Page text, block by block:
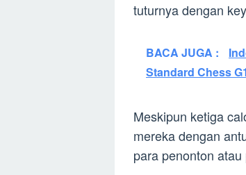
tuturnya dengan
BACA JUGA :
Standard Chess
Meskipun ketiga
mereka dengan
para penonton